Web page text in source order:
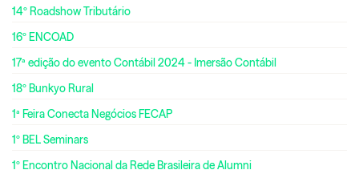
14º Roadshow Tributário
16º ENCOAD
17ª edição do evento Contábil 2024 - Imersão Contábil
18º Bunkyo Rural
1ª Feira Conecta Negócios FECAP
1º BEL Seminars
1º Encontro Nacional da Rede Brasileira de Alumni